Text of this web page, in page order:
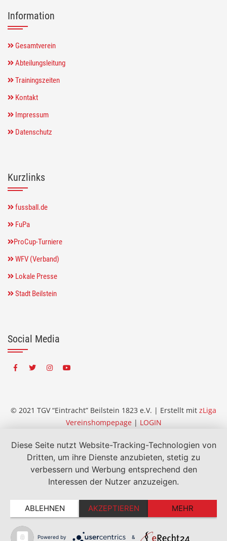
Information
Gesamtverein
Abteilungsleitung
Trainingszeiten
Kontakt
Impressum
Datenschutz
Kurzlinks
fussball.de
FuPa
ProCup-Turniere
WFV (Verband)
Lokale Presse
Stadt Beilstein
Social Media
© 2021 TGV “Eintracht” Beilstein 1823 e.V. | Erstellt mit zLiga
Vereinshompepage| LOGIN
Diese Seite nutzt Website-Tracking-Technologien von
Dritten, um ihre Dienste anzubieten, stetig zu
verbessern und Werbung entsprechend den
Interessen der Nutzer anzuzeigen.
ABLEHNEN AKZEPTIEREN MEHR
Powered by &